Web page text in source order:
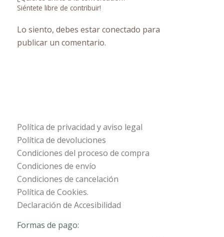
Siéntete libre de contribuir!
Lo siento, debes estarconectado para
publicar un comentario.
Política de privacidad y aviso legal
Política de devoluciones
Condiciones del proceso de compra
Condiciones de envío
Condiciones de cancelación
Política de Cookies.
Declaración de Accesibilidad
Formas de pago: